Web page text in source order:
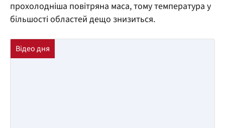
прохолодніша повітряна маса, тому температура у
більшості областей дещо знизиться.